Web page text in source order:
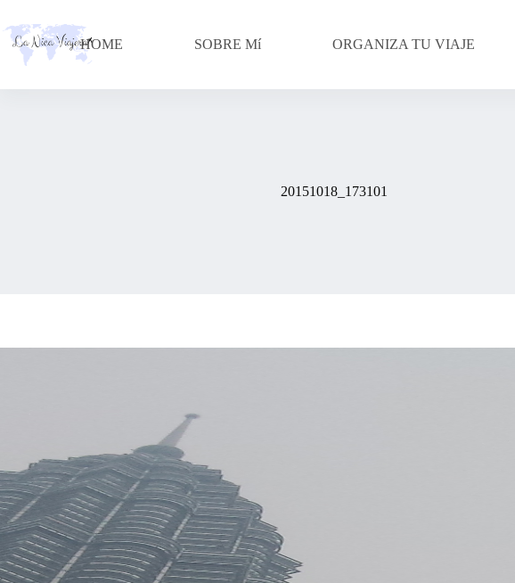
content
HOME SOBRE Mí ORGANIZA TU VIAJE
20151018_173101